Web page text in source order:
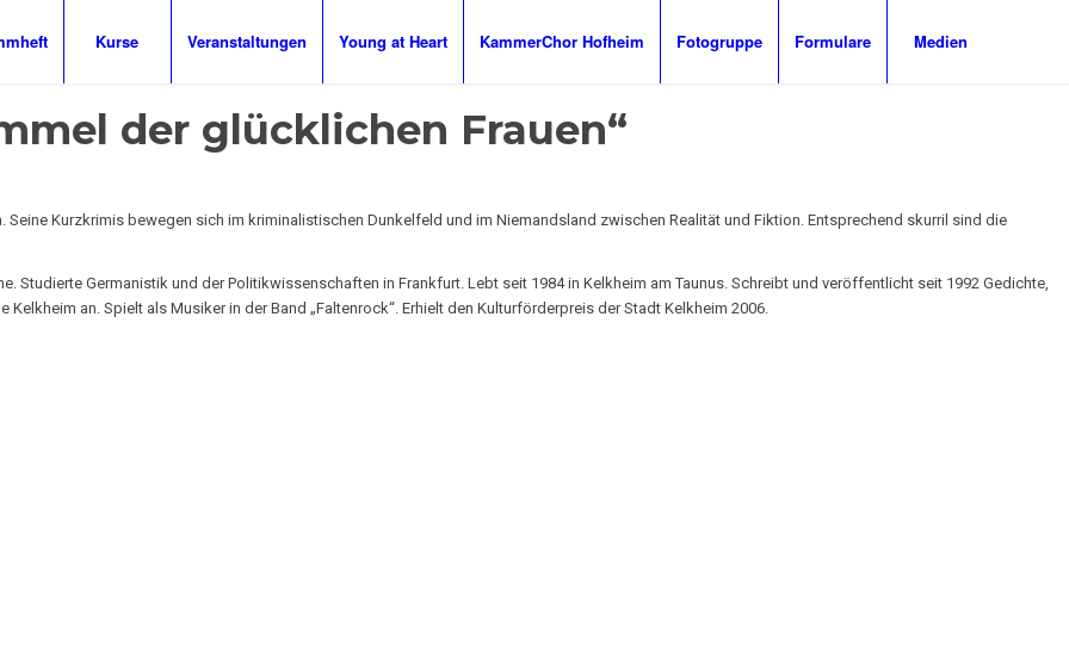
Kurse Veranstaltungen Young at Heart KammerChor Hofheim Fotogruppe Formulare Medien
der glücklichen Frauen“
Kurzkrimis bewegen sich im kriminalistischen Dunkelfeld und im Niemandsland zwischen Realität und Fiktion. Entsprechend skurril sind die
Studierte Germanistik und der Politikwissenschaften in Frankfurt. Lebt seit 1984 in Kelkheim am Taunus. Schreibt und veröffentlicht seit 1992 Gedichte,
an. Spielt als Musiker in der Band „Faltenrock“. Erhielt den Kulturförderpreis der Stadt Kelkheim 2006.